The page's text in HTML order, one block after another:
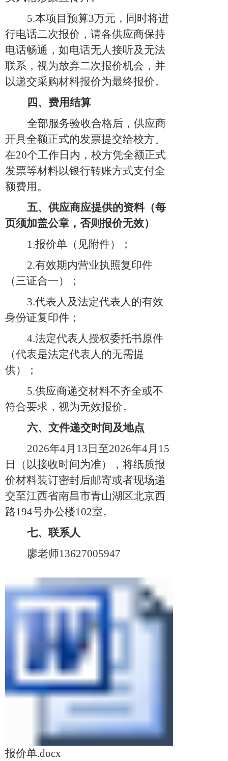
5.本项目预算3万元，同时将进
行电话二次报价，请各供应商保持
电话畅通，如电话无人接听及无法
联系，视为放弃二次报价机会，并
以递交采购材料报价为最终报价。
四、费用结算
全部服务验收合格后 ，供应商
开具全额正式的发票提交给校方。
在20个工作日内，校方凭全额正式
发票等材料以银行转账方式支付全
额费用。
五、供应商应提供的资料（每
页须加盖公章，否则报价无效）
1.报价单 （见附件）
；
2.有效期内营业执照复印件
（三证合一）；
3.代表人及法定代表人的有效
身份证复印件 ；
4.法定代表人授权委托书原件
（代表是法定代表人的无需提
供）
；
5.供应商递交材料不齐全或不
符合要求，视为无效报价。
六、文件递交时间及地点
2026年4月 13 日 至2026年4月 15
日
（以接收时间为准）， 将纸质报
价材料装订密封后邮寄或者现场递
交至江西省南昌市青山湖区北京西
路194号办公楼102室。
七、联系人
廖老师13627005947
报价单.docx